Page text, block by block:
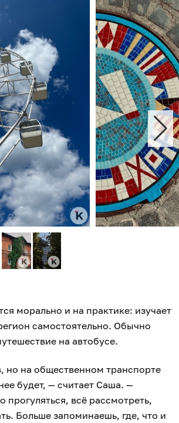
морально и на практике: изучает
самостоятельно. Обычно
на автобусе.
но на общественном транспорте
будет, — считает Саша. —
всё рассмотреть,
Больше запоминаешь, где, что и